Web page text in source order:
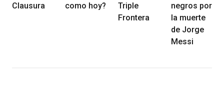
Clausura
como hoy?
Triple
Frontera
negros por
la muerte
de Jorge
Messi